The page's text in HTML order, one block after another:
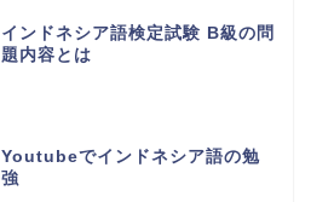
インドネシア語検定試験 B級の問
題内容とは
Youtubeでインドネシア語の勉
強